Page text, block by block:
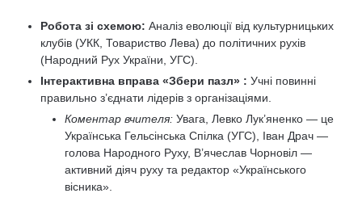
Робота зі схемою: Аналіз еволюції від культурницьких
клубів (УКК, Товариство Лева) до політичних рухів
(Народний Рух України, УГС).
Інтерактивна вправа «Збери пазл» : Учні повинні
правильно з’єднати лідерів з організаціями.
Коментар вчителя: Увага, Левко Лук’яненко — це
Українська Гельсінська Спілка (УГС), Іван Драч —
голова Народного Руху, В’ячеслав Чорновіл —
активний діяч руху та редактор «Українського
вісника».